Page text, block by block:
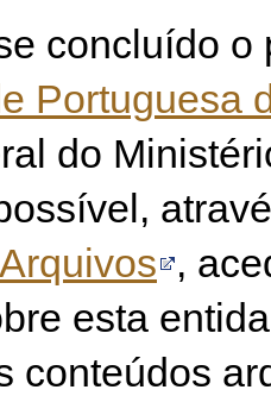
concluído o
Portuguesa
do
,
esta
conteúdos